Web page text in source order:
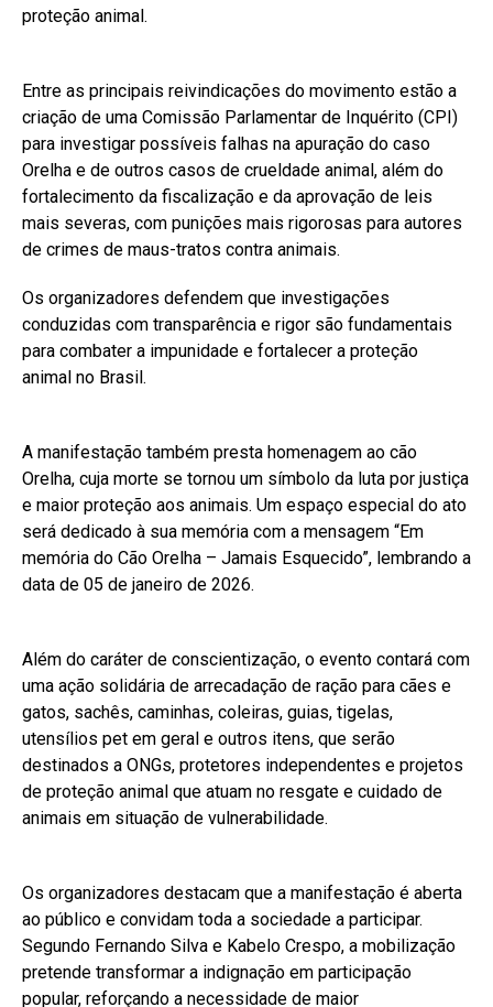
proteção animal.
Entre as principais reivindicações do movimento estão a
criação de uma Comissão Parlamentar de Inquérito (CPI)
para investigar possíveis falhas na apuração do caso
Orelha e de outros casos de crueldade animal, além do
fortalecimento da fiscalização e da aprovação de leis
mais severas, com punições mais rigorosas para autores
de crimes de maus-tratos contra animais.
Os organizadores defendem que investigações
conduzidas com transparência e rigor são fundamentais
para combater a impunidade e fortalecer a proteção
animal no Brasil.
A manifestação também presta homenagem ao cão
Orelha, cuja morte se tornou um símbolo da luta por justiça
e maior proteção aos animais. Um espaço especial do ato
será dedicado à sua memória com a mensagem “Em
memória do Cão Orelha – Jamais Esquecido”, lembrando a
data de 05 de janeiro de 2026.
Além do caráter de conscientização, o evento contará com
uma ação solidária de arrecadação de ração para cães e
gatos, sachês, caminhas, coleiras, guias, tigelas,
utensílios pet em geral e outros itens, que serão
destinados a ONGs, protetores independentes e projetos
de proteção animal que atuam no resgate e cuidado de
animais em situação de vulnerabilidade.
Os organizadores destacam que a manifestação é aberta
ao público e convidam toda a sociedade a participar.
Segundo Fernando Silva e Kabelo Crespo, a mobilização
pretende transformar a indignação em participação
popular, reforçando a necessidade de maior